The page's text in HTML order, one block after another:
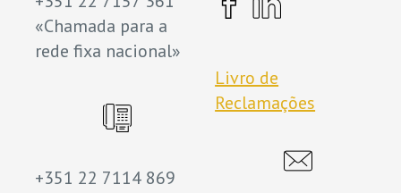
«Chamada para a
rede fixa nacional»
+351 22 7114 869
Livro de
Reclamações